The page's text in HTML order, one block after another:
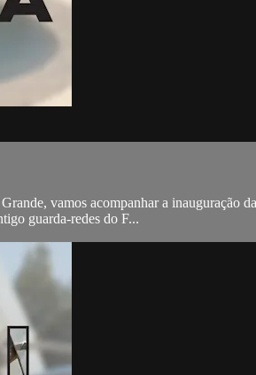
vamos acompanhar a inauguração
guarda-redes do F...